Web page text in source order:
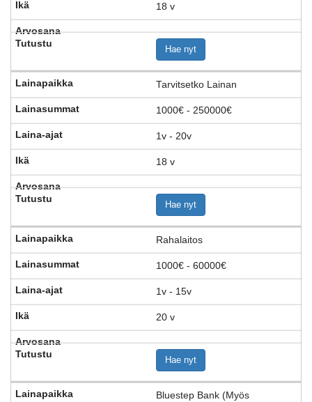
18 v
Hae nyt
Tarvitsetko Lainan
1000€ - 250000€
1v - 20v
18 v
Hae nyt
Rahalaitos
1000€ - 60000€
1v - 15v
20 v
Hae nyt
Bluestep Bank (Myös